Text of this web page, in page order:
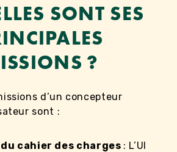
SONT SES
?
d’un concepteur
sont :
cahier des charges : L’UI